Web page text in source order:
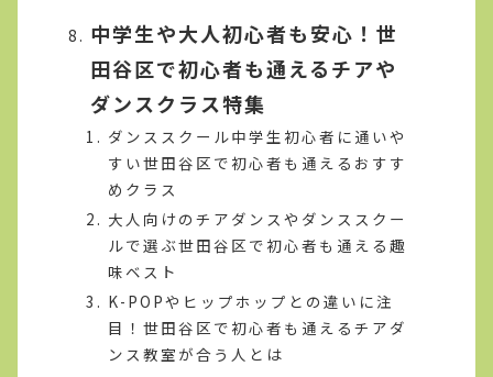
中学生や大人初心者も安心！世
田谷区で初心者も通えるチアや
ダンスクラス特集
ダンススクール中学生初心者に通いや
すい世田谷区で初心者も通えるおすす
めクラス
大人向けのチアダンスやダンススクー
ルで選ぶ世田谷区で初心者も通える趣
味ベスト
K-POPやヒップホップとの違いに注
目！世田谷区で初心者も通えるチアダ
ンス教室が合う人とは